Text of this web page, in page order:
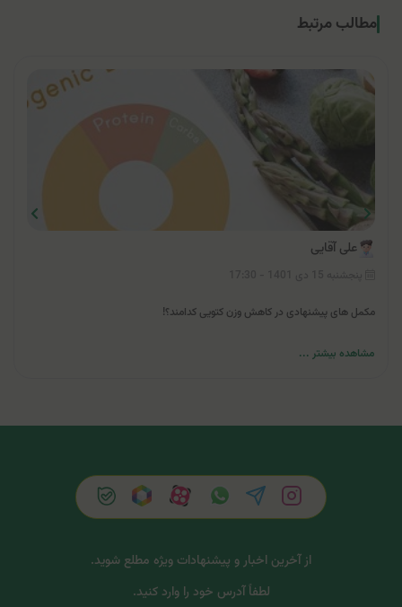
مطالب مرتبط
علی آقایی
مکمل های پیشنهادی در کاهش وزن کتویی کدامند؟!
مشاهده بیشتر ...
از آخرین اخبار و پیشنهادات ویژه مطلع شوید.
لطفاً آدرس خود را وارد کنید.